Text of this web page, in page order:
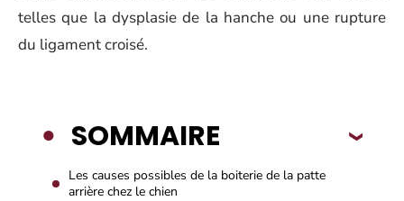
telles que la dysplasie de la hanche ou une rupture
du ligament croisé.
SOMMAIRE
Les causes possibles de la boiterie de la patte
arrière chez le chien